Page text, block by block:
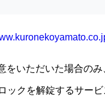
いただいた場合のみ
ックを解錠するサービ